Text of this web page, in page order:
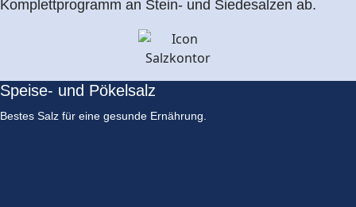
Komplettprogramm an Stein- und Siedesalzen ab.
Speise- und Pökelsalz
Bestes Salz für eine gesunde Ernährung.